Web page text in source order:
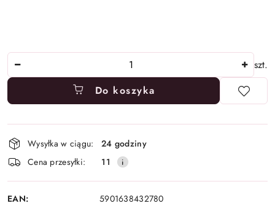
szt.
Do koszyka
Dostępność
i
dostawa
Wysyłka w ciągu:
24 godziny
Cena przesyłki:
11
EAN: 5901638432780